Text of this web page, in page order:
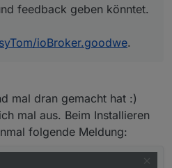
feedback geben könntet.
ioBroker.goodwe.
mal dran gemacht hat :)
mal aus. Beim Installieren
folgende Meldung: